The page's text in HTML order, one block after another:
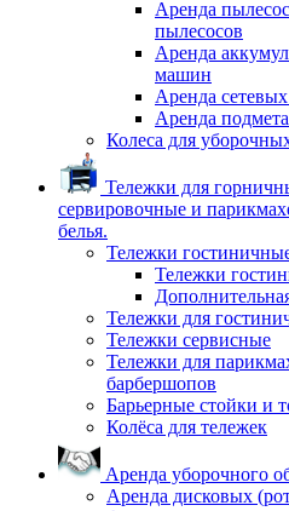
Аренда
пылесосов
Аренда
машин
Аренда
Аренда
Колеса для
Тележки для
сервировочные и
белья.
Тележки
Тележки
Тележки для
Тележки сервисные
Тележки для
барбершопов
Барьерные стойки и
Колёса для тележек
Аренда уборочного
Аренда дисковых